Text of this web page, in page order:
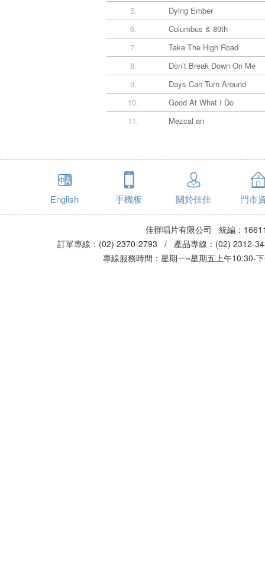
5.
Dying Ember
6.
Columbus & 89th
7.
Take The High Road
8.
Don’t Break Down On Me
9.
Days Can Turn Around
10.
Good At What I Do
11.
Mezcal an
English 手機板 關於佳佳 門市
佳群唱片有限公司 統編：
訂單專線：(02) 2370-2793 / 產品專線：(02)
專線服務時間：星期一~星期五上午10:30-